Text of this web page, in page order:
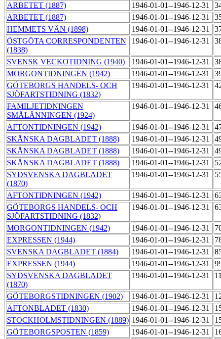
ARBETET (1887) 1946-01-01--1946-12-31
ARBETET (1887)
1946-01-01--1946-12-31
HEMMETS VÄN (1898)
1946-01-01--1946-12-31
ÖSTGÖTA CORRESPONDENTEN
(1838)
1946-01-01--1946-12-31
SVENSK VECKOTIDNING (1940) 1946-01-01--1946-12-31
MORGONTIDNINGEN (1942)
1946-01-01--1946-12-31
GÖTEBORGS HANDELS- OCH
SJÖFARTSTIDNING (1832)
1946-01-01--1946-12-31
FAMILJETIDNINGEN
SMÅLÄNNINGEN (1924)
1946-01-01--1946-12-31
AFTONTIDNINGEN (1942) 1946-01-01--1946-12-31
SKÅNSKA DAGBLADET (1888)
1946-01-01--1946-12-31
SKÅNSKA DAGBLADET (1888)
1946-01-01--1946-12-31
SKÅNSKA DAGBLADET (1888)
1946-01-01--1946-12-31
SYDSVENSKA DAGBLADET
(1870)
1946-01-01--1946-12-31
AFTONTIDNINGEN (1942) 1946-01-01--1946-12-31
GÖTEBORGS HANDELS- OCH
SJÖFARTSTIDNING (1832)
1946-01-01--1946-12-31
MORGONTIDNINGEN (1942) 1946-01-01--1946-12-31
EXPRESSEN (1944)
1946-01-01--1946-12-31
SVENSKA DAGBLADET (1884)
1946-01-01--1946-12-31
EXPRESSEN (1944)
1946-01-01--1946-12-31
SYDSVENSKA DAGBLADET
(1870)
1946-01-01--1946-12-31
GÖTEBORGSTIDNINGEN (1902) 1946-01-01--1946-12-31
AFTONBLADET (1830)
1946-01-01--1946-12-31
STOCKHOLMSTIDNINGEN (1889) 1946-01-01--1946-12-31
GÖTEBORGSPOSTEN (1859)
1946-01-01--1946-12-31